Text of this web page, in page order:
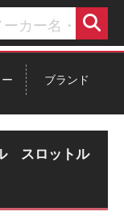
ブランド
スロットル